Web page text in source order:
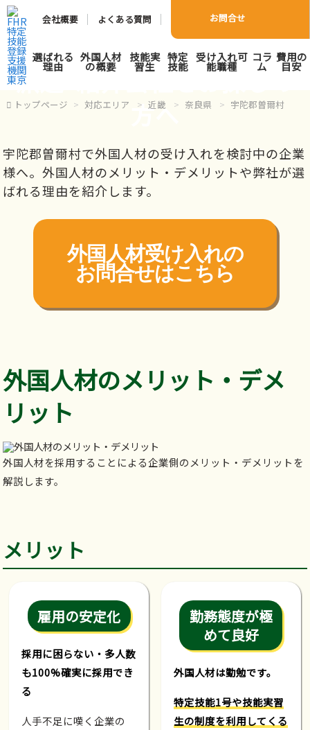
会社概要 よくある質問 お問合せ
選ばれる
理由
外国人材
の概要
技能実
習生
特定
技能
受け入れ可
能職種
コラ
ム
費用の
目安
宇陀郡曽爾村で外国人人材
派遣･紹介会社をお探しの
方へ
トップページ 対応エリア 近畿 奈良県 宇陀郡曽爾村
宇陀郡曽爾村で外国人材の受け入れを検討中の企業
様へ。外国人材のメリット・デメリットや弊社が選
ばれる理由を紹介します。
外国人材受け入れの
お問合せはこちら
外国人材のメリット・デメ
リット
外国人材を採用することによる企業側のメリット・デメリットを
解説します。
メリット
雇用の安定化
採用に困らない・多人数
も100%確実に採用でき
る
人手不足に嘆く企業の
勤務態度が極
めて良好
外国人材は勤勉です。
特定技能1号や技能実習
生の制度を利用してくる